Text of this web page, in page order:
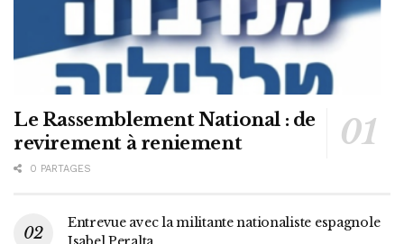
Le Rassemblement National : de
revirement à reniement
0 PARTAGES
Entrevue avec la militante nationaliste espagnole